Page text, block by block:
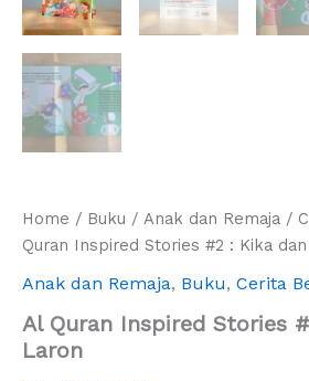
Home / Buku / Anak dan Remaja /
Quran Inspired Stories #2 : Kika
Anak dan Remaja, Buku, Cerita
Al Quran Inspired Stories
Laron